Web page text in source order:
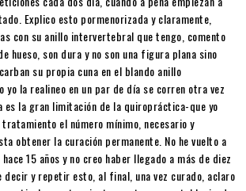
Explico esto pormenorizada y claramente,
con su anillo intervertebral que tengo, comento
hueso, son dura y no son una figura plana sino
su propia cuna en el blando anillo
la realineo en un par de día se corren otra vez
es la gran limitación de la quiropráctica-que yo
el número mínimo, necesario y
obtener la curación permanente. No he vuelto a
15 años y no creo haber llegado a más de diez
decir y repetir esto, al final, una vez curado, aclaro